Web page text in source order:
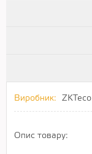
Виробник: ZKTeco
Опис товару: